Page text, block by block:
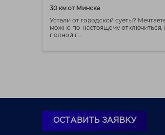
30 км от Минска
Устали от городской суеты?
можно по-настоящему отключиться,
полной г...
ОСТАВИТЬ ЗАЯВКУ